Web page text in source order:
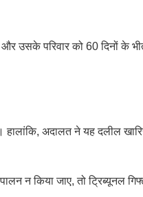
उसके परिवार को 60 दिनों के
हालांकि, अदालत ने यह दलील
न किया जाए, तो ट्रिब्यूनल